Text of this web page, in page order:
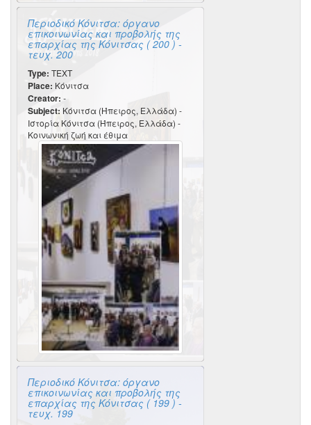
Περιοδικό Κόνιτσα: όργανο
επικοινωνίας και προβολής της
επαρχίας της Κόνιτσας ( 200 ) -
τευχ. 200
Type: TEXT
Place: Κόνιτσα
Creator: -
Subject: Κόνιτσα (Ήπειρος, Ελλάδα) -
Ιστορία Κόνιτσα (Ήπειρος, Ελλάδα) -
Κοινωνική ζωή και έθιμα
Περιοδικό Κόνιτσα: όργανο
επικοινωνίας και προβολής της
επαρχίας της Κόνιτσας ( 199 ) -
τευχ. 199